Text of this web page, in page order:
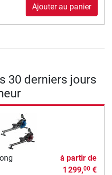
Ajouter au panier
30 derniers jours
à partir de
1 299,00€